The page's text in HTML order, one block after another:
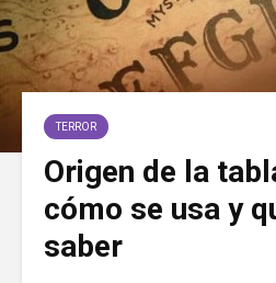
TERROR
Origen de la
cómo se usa y
saber